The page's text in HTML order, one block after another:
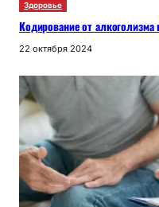
Здоровье
Кодирование от
22 октября 2024